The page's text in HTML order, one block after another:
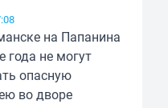
на Папанина
года не могут
опасную
во дворе